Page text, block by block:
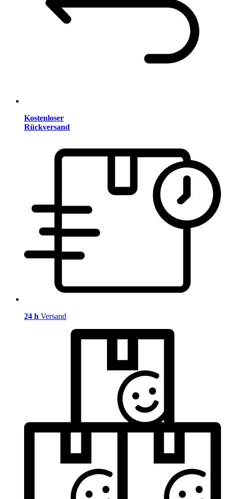
Kostenloser
Rückversand
24 h Versand